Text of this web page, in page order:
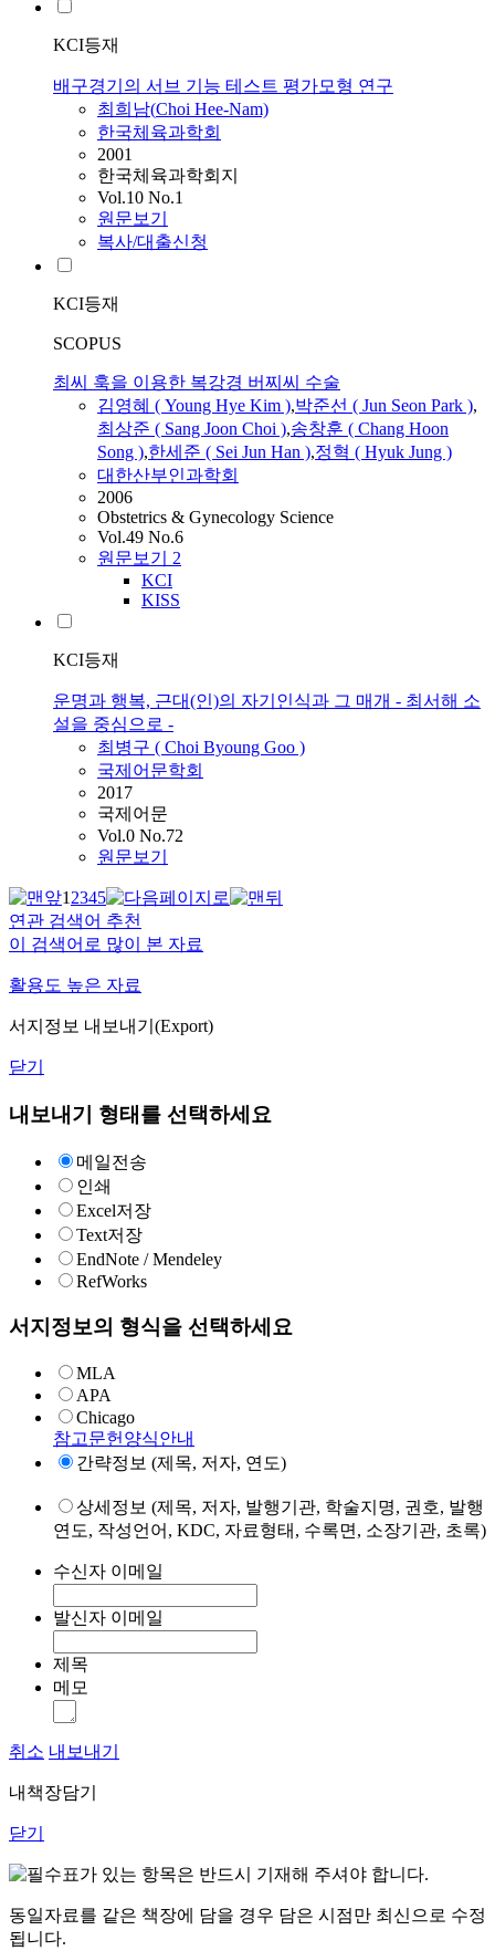
KCI등재
배구경기의 서브 기능 테스트 평가모형 연구
최희남(Choi Hee-Nam)
한국체육과학회
2001
한국체육과학회지
Vol.10 No.1
원문보기
복사/대출신청
KCI등재
SCOPUS
최씨 훅을 이용한 복강경 버찌씨 수술
김영혜 ( Young Hye Kim ),박준선 ( Jun Seon Park ),
최상준 ( Sang Joon Choi ),송창훈 ( Chang Hoon
Song ),한세준 ( Sei Jun Han ),정혁 ( Hyuk Jung )
대한산부인과학회
2006
Obstetrics & Gynecology Science
Vol.49 No.6
원문보기 2
KCI
KISS
KCI등재
운명과 행복, 근대(인)의 자기인식과 그 매개 - 최서해 소
설을 중심으로 -
최병구 ( Choi Byoung Goo )
국제어문학회
2017
국제어문
Vol.0 No.72
원문보기
12345
연관 검색어 추천
이 검색어로 많이 본 자료
활용도 높은 자료
서지정보 내보내기(Export)
닫기
내보내기 형태를 선택하세요
메일전송
인쇄
Excel저장
Text저장
EndNote / Mendeley
RefWorks
서지정보의 형식을 선택하세요
MLA
APA
Chicago
참고문헌양식안내
간략정보 (제목, 저자, 연도)
상세정보 (제목, 저자, 발행기관, 학술지명, 권호, 발행
연도, 작성언어, KDC, 자료형태, 수록면, 소장기관, 초록)
수신자 이메일
발신자 이메일
제목
메모
취소 내보내기
내책장담기
닫기
표가 있는 항목은 반드시 기재해 주셔야 합니다.
동일자료를 같은 책장에 담을 경우 담은 시점만 최신으로 수정
됩니다.